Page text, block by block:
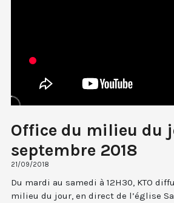
Office du milieu du
septembre 2018
21/09/2018
Du mardi au samedi à 12H30, KTO
milieu du jour, en direct de l’église